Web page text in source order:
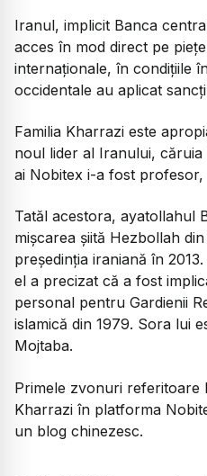
Iranul, implicit Banca
acces în mod direct pe
internaționale, în condițiile
occidentale au aplicat
Familia Kharrazi este
noul lider al Iranului,
ai Nobitex i-a fost
Tatăl acestora, ayatollahul
mișcarea șiită Hezbollah
președinția iraniană în
el a precizat că a fost
personal pentru Gardienii
islamică din 1979. Sora lui
Mojtaba.
Primele zvonuri referitoare
Kharrazi în platforma
un blog chinezesc.